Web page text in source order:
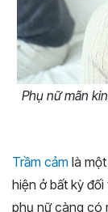
Phụ nữ mãn
Trầm cảm là
hiện ở bất kỳ
phụ nữ càng có